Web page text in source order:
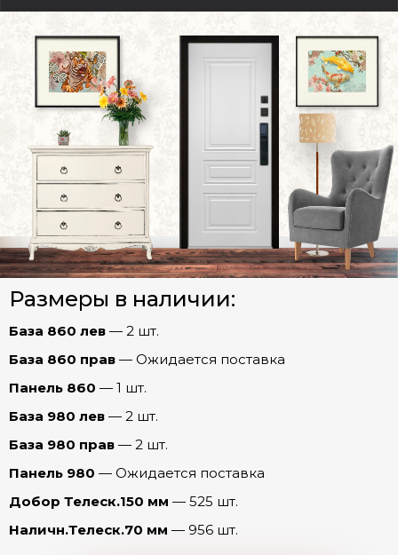
Геометрия Зеркало ОПТИМА (эмалит
Белый)
Геометрия Зеркало ПРЕСТИЖ (Капучино)
Геометрия Бостон (эмаль Арктика)
Геометрия Графика (эмалит Белый)
Геометрия Евро 29/Рейне (Эмалит белый)
Геометрия Мадрид (Беленый дуб)
Геометрия Рельеф (эмалит Белый)
Геометрия Роял (Дуб пацифика)
Геометрия Соло (Бетон лофт)
Геометрия Соло (Капучино)
Геометрия Стиль (эмаль Арктика)
Геометрия Танго (Беленый дуб)
Геометрия Танго (Капучино)
Геометрия Танго (Ривьера айс)
Геометрия Честер (эмалит Белый)
Мадрид
Прага
Рельеф
Ферзь
Честер
Шторм
СТАЛЬНЫЕ ДВЕРИ (Распродажа)
Межкомнатные двери
Арки
Фурнитура
Размеры в наличии:
База 860 лев — 2 шт.
База 860 прав — Ожидается поставка
Панель 860 — 1 шт.
База 980 лев — 2 шт.
База 980 прав — 2 шт.
Панель 980 — Ожидается поставка
Добор Телеск.150 мм — 525 шт.
Наличн.Телеск.70 мм — 956 шт.